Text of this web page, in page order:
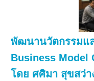
พัฒนานวัตกรรมแ
Business Model
โดย ศศิมา สุขสว่า